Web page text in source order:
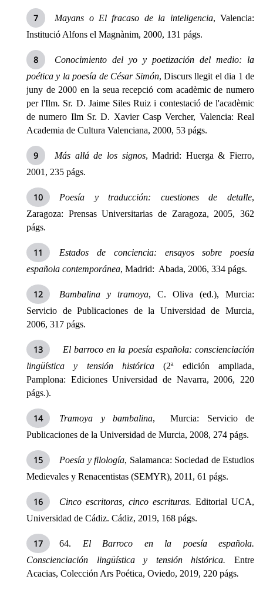
Mayans o El fracaso de la inteligencia, Valencia:
Institució Alfons el Magnànim, 2000, 131 págs.
Conocimiento del yo y poetización del medio: la
poética y la poesía de César Simón, Discurs llegit el dia 1 de
juny de 2000 en la seua recepció com acadèmic de numero
per l'Ilm. Sr. D. Jaime Siles Ruiz i contestació de l'acadèmic
de numero Ilm Sr. D. Xavier Casp Vercher, Valencia: Real
Academia de Cultura Valenciana, 2000, 53 págs.
Más allá de los signos, Madrid: Huerga & Fierro,
2001, 235 págs.
Poesía y traducción: cuestiones de detalle,
Zaragoza: Prensas Universitarias de Zaragoza, 2005, 362
págs.
Estados de conciencia: ensayos sobre poesía
española contemporánea, Madrid: Abada, 2006, 334 págs.
Bambalina y tramoya, C. Oliva (ed.), Murcia:
Servicio de Publicaciones dela Universidad de Murcia,
2006, 317 págs.
El barroco en la poesía española: conscienciación
lingüística y tensión histórica (2ª edición ampliada,
Pamplona: Ediciones Universidad de Navarra, 2006, 220
págs.).
Tramoya y bambalina, Murcia: Servicio de
Publicaciones de la Universidad de Murcia, 2008, 274 págs.
Poesía y filología, Salamanca: Sociedad de Estudios
Medievales y Renacentistas (SEMYR), 2011, 61 págs.
Cinco escritoras, cinco escrituras. Editorial UCA,
Universidad de Cádiz. Cádiz, 2019, 168 págs.
64. El Barroco en la poesía española.
Conscienciación lingüística y tensión histórica. Entre
Acacias, Colección Ars Poética, Oviedo, 2019, 220 págs.